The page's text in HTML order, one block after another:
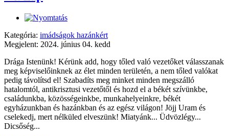
Kategória: imádságok hazánkért
Megjelent: 2024. június 04. kedd
Drága Istenünk! Kérünk add, hogy tőled való vezetőket válasszanak
meg képviselőinknek az élet minden területén, a nem tőled valókat
pedig távolítsd el! Szabadíts meg minket minden megszálló
hatalomtól, antikrisztusi vezetőtől és hozd el a békét szívünkbe,
családunkba, közösségeinkbe, munkahelyeinkre, békét
egyházunkban és hazánkban és az egész világon! Jöjj Uram és
cselekedj, mert nélküled elveszünk! Miatyánk... Üdvözlégy...
Dicsőség...